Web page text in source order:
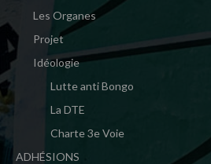
Les Organes
Projet
Idéologie
Lutte anti Bongo
La DTE
Charte 3e Voie
ADHÉSIONS